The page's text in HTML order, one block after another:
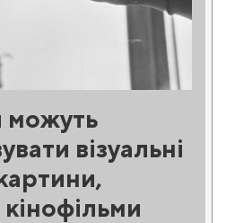
можуть
візуальні